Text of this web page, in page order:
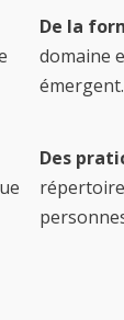
De la
domaine
émergent.
Des